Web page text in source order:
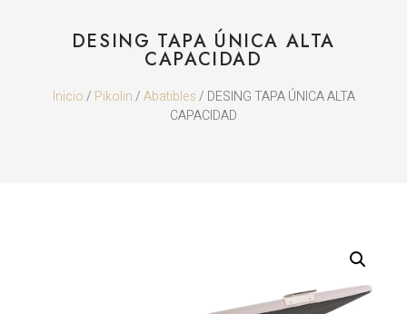
DESING TAPA ÚNICA ALTA
CAPACIDAD
Inicio/ Pikolin/Abatibles/ DESING TAPA ÚNICA ALTA
CAPACIDAD